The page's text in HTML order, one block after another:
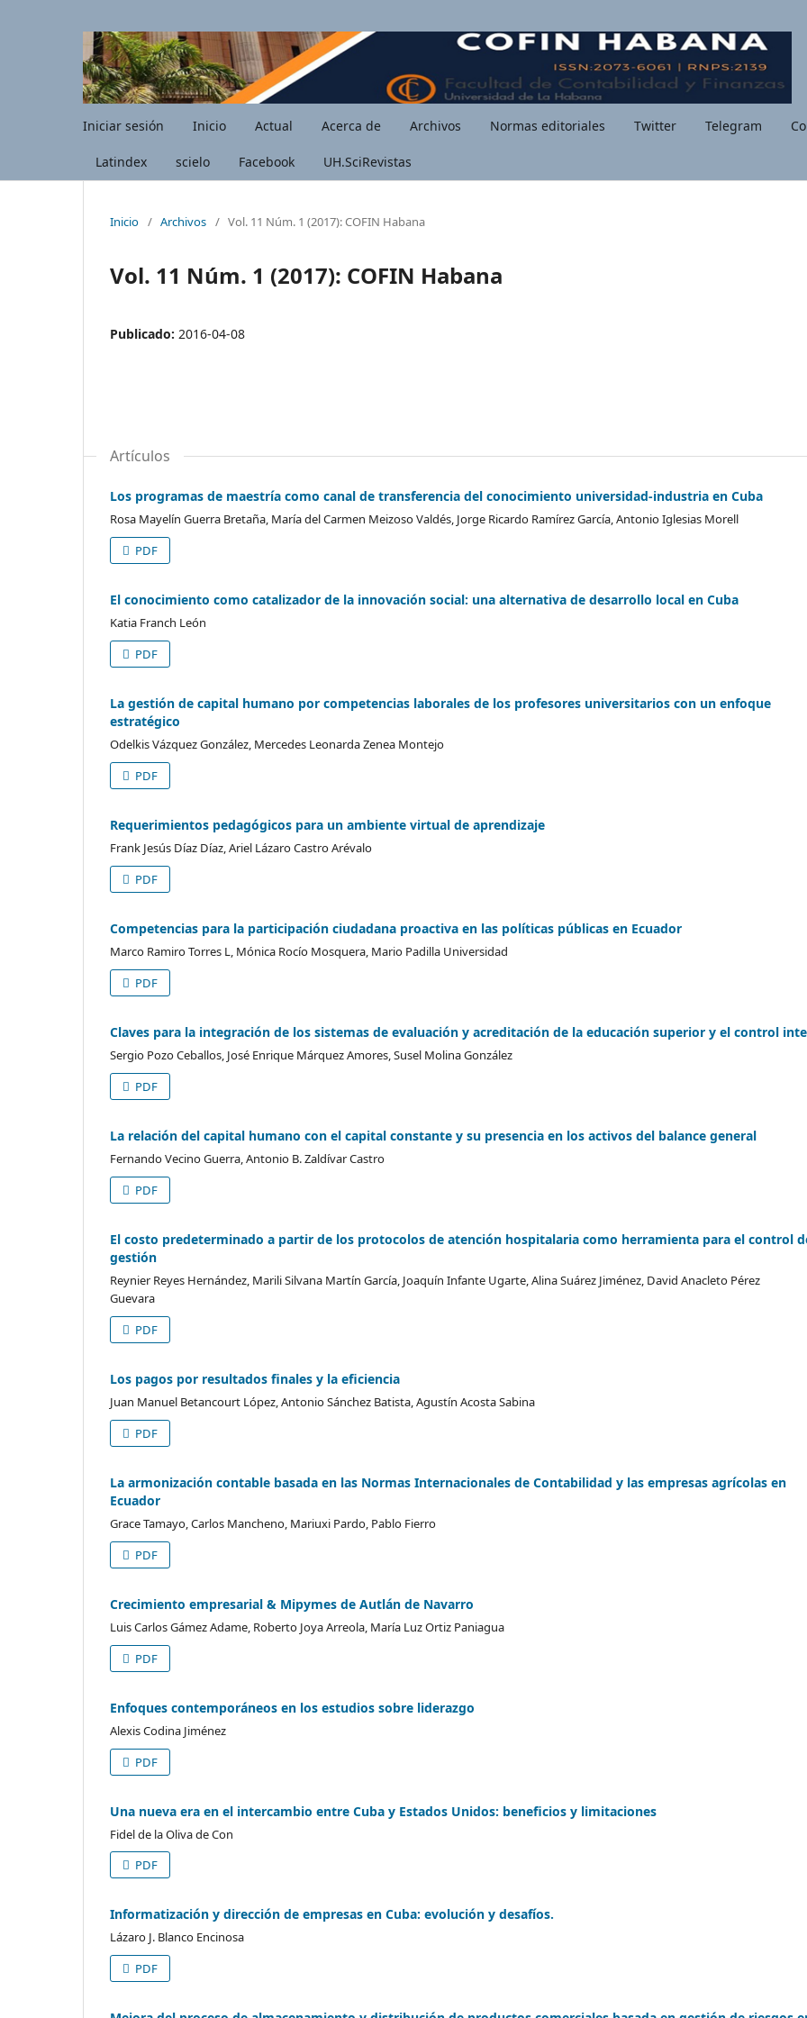
Iniciar sesión Inicio Actual Acerca de Archivos Normas editoriales Twitter Telegram
Latindex scielo Facebook UH.SciRevistas
Inicio / Archivos / Vol. 11 Núm. 1 (2017): COFIN Habana
Vol. 11 Núm. 1 (2017): COFIN Habana
Publicado: 2016-04-08
Artículos
Los programas de maestría como canal de transferencia del conocimiento universidad-industria en Cuba
Rosa Mayelín Guerra Bretaña, María del Carmen Meizoso Valdés, Jorge Ricardo Ramírez García, Antonio Iglesias Morell
PDF
El conocimiento como catalizador de la innovación social: una alternativa de desarrollo local en Cuba
Katia Franch León
PDF
La gestión de capital humano por competencias laborales de los profesores universitarios con un enfoque
estratégico
Odelkis Vázquez González, Mercedes Leonarda Zenea Montejo
PDF
Requerimientos pedagógicos para un ambiente virtual de aprendizaje
Frank Jesús Díaz Díaz, Ariel Lázaro Castro Arévalo
PDF
Competencias para la participación ciudadana proactiva en las políticas públicas en Ecuador
Marco Ramiro Torres L, Mónica Rocío Mosquera, Mario Padilla Universidad
PDF
Claves para la integración de los sistemas de evaluación y acreditación de la educación superior y el control
Sergio Pozo Ceballos, José Enrique Márquez Amores, Susel Molina González
PDF
La relación del capital humano con el capital constante y su presencia en los activos del balance general
Fernando Vecino Guerra, Antonio B. Zaldívar Castro
PDF
El costo predeterminado a partir de los protocolos de atención hospitalaria como herramienta para el control
gestión
Reynier Reyes Hernández, Marili Silvana Martín García, Joaquín Infante Ugarte, Alina Suárez Jiménez, David Anacleto Pérez
Guevara
PDF
Los pagos por resultados finales y la eficiencia
Juan Manuel Betancourt López, Antonio Sánchez Batista, Agustín Acosta Sabina
PDF
La armonización contable basada en las Normas Internacionales de Contabilidad y las empresas agrícolas en
Ecuador
Grace Tamayo, Carlos Mancheno, Mariuxi Pardo, Pablo Fierro
PDF
Crecimiento empresarial & Mipymes de Autlán de Navarro
Luis Carlos Gámez Adame, Roberto Joya Arreola, María Luz Ortiz Paniagua
PDF
Enfoques contemporáneos en los estudios sobre liderazgo
Alexis Codina Jiménez
PDF
Una nueva era en el intercambio entre Cuba y Estados Unidos: beneficios y limitaciones
Fidel de la Oliva de Con
PDF
Informatización y dirección de empresas en Cuba: evolución y desafíos.
Lázaro J. Blanco Encinosa
PDF